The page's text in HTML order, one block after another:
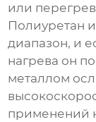
или
Полиуретан
диапазон, и
нагрева он
металлом
применений